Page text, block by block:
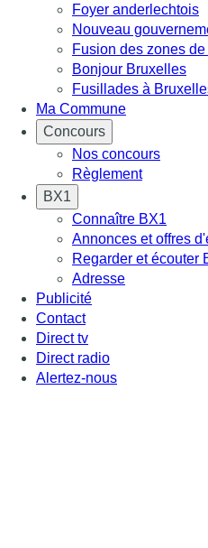
Foyer anderlechtois
Nouveau
Fusion des zones
Bonjour Bruxelles
Fusillades à
Ma Commune
Concours
Nos concours
Règlement
BX1
Connaître BX1
Annonces et offres
Regarder et écouter
Adresse
Publicité
Contact
Direct tv
Direct radio
Alertez-nous